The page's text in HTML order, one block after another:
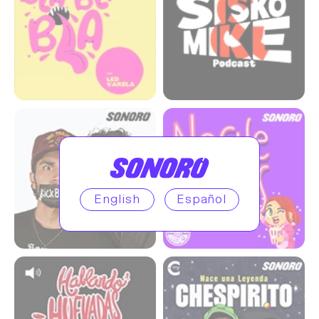
Noche de chicxs
Hablando Huevadas
Nace una leyenda:
Chespirito
English Español